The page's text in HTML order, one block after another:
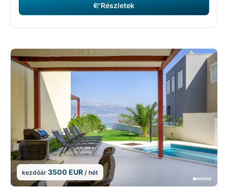
Részletek
kezdőár 3500 EUR / hét